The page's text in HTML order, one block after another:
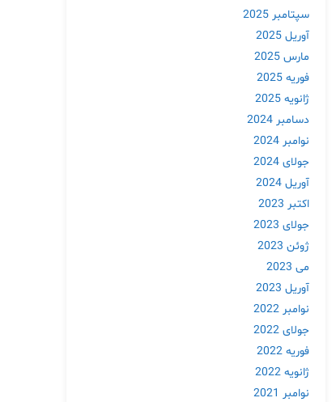
سپتامبر 2025
آوریل 2025
مارس 2025
فوریه 2025
ژانویه 2025
دسامبر 2024
نوامبر 2024
جولای 2024
آوریل 2024
اکتبر 2023
جولای 2023
ژوئن 2023
می 2023
آوریل 2023
نوامبر 2022
جولای 2022
فوریه 2022
ژانویه 2022
نوامبر 2021